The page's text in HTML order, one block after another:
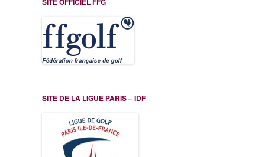
SITE DE LA LIGUE PARIS – IDF